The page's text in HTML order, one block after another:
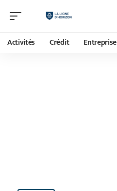
Activités Crédit Entreprise